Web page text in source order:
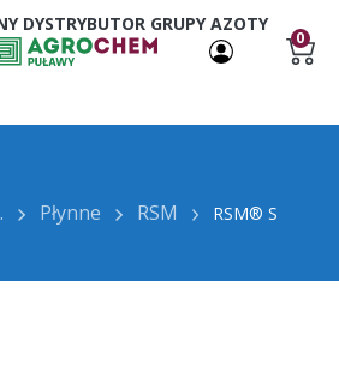
DYSTRYBUTOR GRUPY AZOTY
0
Płynne RSM
RSM® S